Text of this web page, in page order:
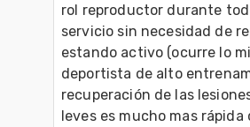
rol reproductor durante
servicio sin necesidad de
estando activo (ocurre lo
deportista de alto
recuperación de las
leves es mucho mas